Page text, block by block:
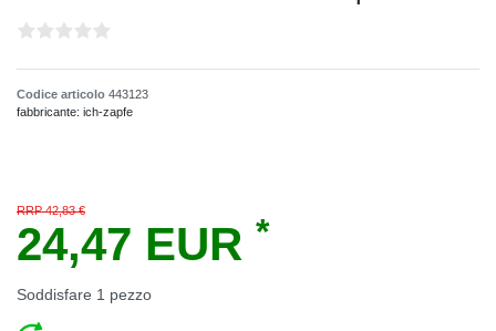
Codice articolo 443123
fabbricante: ich-zapfe
RRP 42,83 €
24,47 EUR *
Soddisfare 1 pezzo